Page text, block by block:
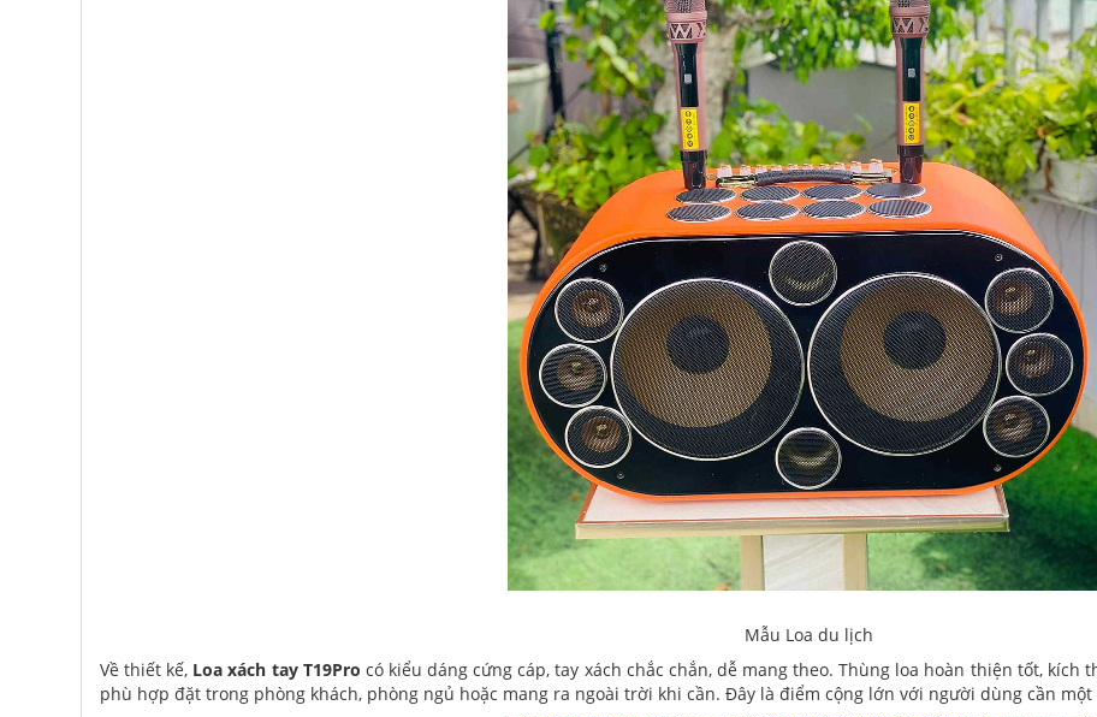
Mẫu Loa du lịch
Về thiết kế, Loa xách tay T19Pro có kiểu dáng cứng cáp, tay xách chắc chắn, dễ mang theo. Thùng loa hoàn thiện tốt,
phù hợp đặt trong phòng khách, phòng ngủ hoặc mang ra ngoài trời khi cần. Đây là điểm cộng lớn với người dùng cần một